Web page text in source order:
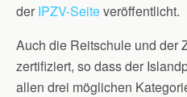
der IPZV-Seiteveröffentlicht.
Auch die Reitschule und der
zertifiziert, so dass der
allen drei möglichen